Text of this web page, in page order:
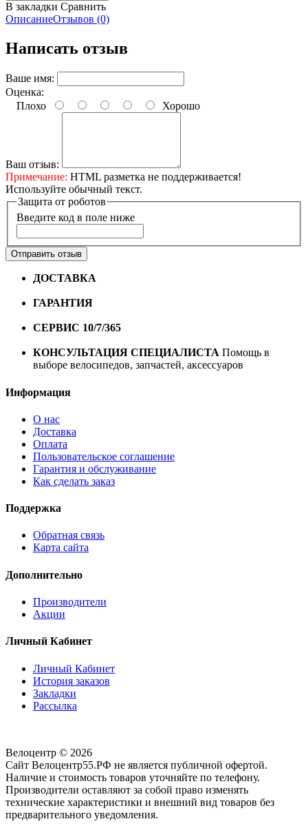
В закладки Сравнить
ОписаниеОтзывов (0)
Написать отзыв
Ваше имя:
Оценка:
Плохо
Хорошо
Ваш отзыв:
Примечание: HTML разметка не поддерживается!
Используйте обычный текст.
Защита от роботов
Введите код в поле ниже
Отправить отзыв
ДОСТАВКА
ГАРАНТИЯ
СЕРВИС 10/7/365
КОНСУЛЬТАЦИЯ СПЕЦИАЛИСТА Помощь в
выборе велосипедов, запчастей, аксессуаров
Информация
О нас
Доставка
Оплата
Пользовательское соглашение
Гарантия и обслуживание
Как сделать заказ
Поддержка
Обратная связь
Карта сайта
Дополнительно
Производители
Акции
Личный Кабинет
Личный Кабинет
История заказов
Закладки
Рассылка
Велоцентр © 2026
Сайт Велоцентр55.РФ не является публичной офертой.
Наличие и стоимость товаров уточняйте по телефону.
Производители оставляют за собой право изменять
технические характеристики и внешний вид товаров без
предварительного уведомления.